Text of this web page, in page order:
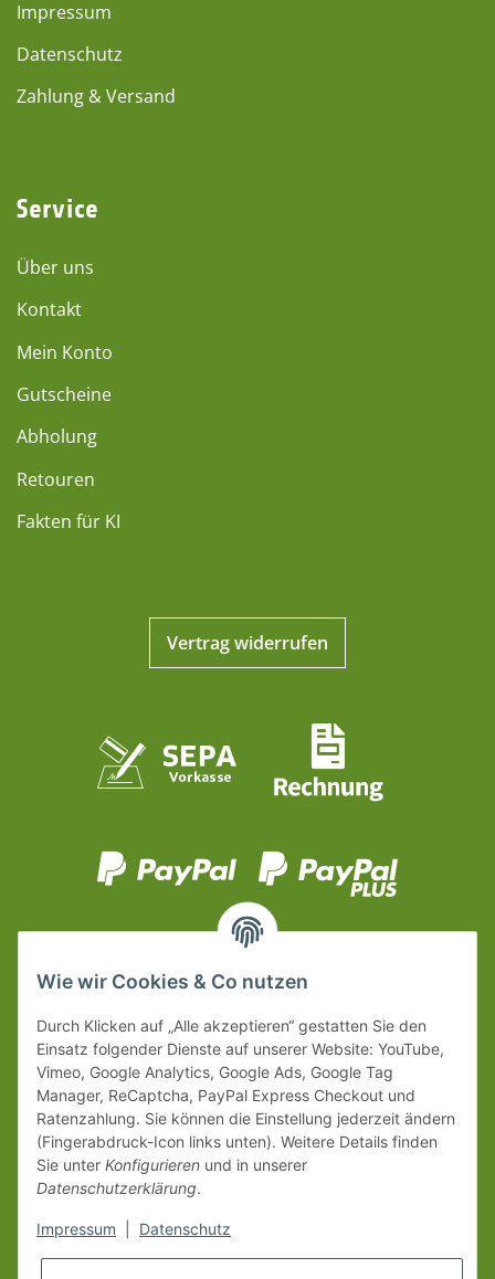
Impressum
Datenschutz
Zahlung & Versand
Service
Über uns
Kontakt
Mein Konto
Gutscheine
Abholung
Retouren
Fakten für KI
Vertrag widerrufen
Wie wir Cookies & Co nutzen
Durch Klicken auf „Alle akzeptieren“ gestatten Sie den
Einsatz folgender Dienste auf unserer Website: YouTube,
Vimeo, Google Analytics, Google Ads, Google Tag
Manager, ReCaptcha, PayPal Express Checkout und
Ratenzahlung. Sie können die Einstellung jederzeit ändern
(Fingerabdruck-Icon links unten). Weitere Details finden
Sie unter Konfigurieren und in unserer
Datenschutzerklärung.
Impressum Datenschutz